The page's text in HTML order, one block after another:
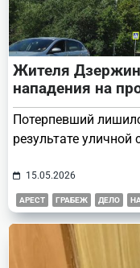
Жителя
нападения на
Потерпевший
результате уличной
15.05.2026
АРЕСТ ГРАБЕЖ ДЕЛО